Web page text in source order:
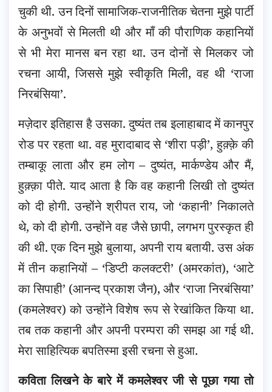
चुकी थी. उन दिनों सामाजिक-राजनीतिक चेतना मुझे पार्टी
के अनुभवों से मिलती थी और माँ की पौराणिक कहानियों
से भी मेरा मानस बन रहा था. उन दोनों से मिलकर जो
रचना आयी, जिससे मुझे स्वीकृति मिली, वह थी ‘राजा
निरबंसिया’.
मज़ेदार इतिहास है उसका. दुष्यंत तब इलाहाबाद में कानपुर
रोड पर रहता था. वह मुरादाबाद से ‘शीरा पड़ी’, हुक़्क़े की
तम्बाकू लाता और हम लोग – दुष्यंत, मार्कण्डेय और मैं,
हुक़्क़ा पीते. याद आता है कि वह कहानी लिखी तो दुष्यंत
को दी होगी. उन्होंने श्रीपत राय, जो ‘कहानी’ निकालते
थे, को दी होगी. उन्होंने वह जैसे छापी, लगभग पुरस्कृत ही
की थी. एक दिन मुझे बुलाया, अपनी राय बतायी. उस अंक
में तीन कहानियों – ‘डिप्टी कलक्टरी’ (अमरकांत), ‘आटे
का सिपाही’ (आनन्द प्रकाश जैन), और ‘राजा निरबंसिया’
(कमलेश्वर) को उन्होंने विशेष रूप से रेखांकित किया था.
तब तक कहानी और अपनी परम्परा की समझ आ गई थी.
मेरा साहित्यिक बपतिस्मा इसी रचना से हुआ.
कविता लिखने के बारे में कमलेश्वर जी से पूछा गया तो